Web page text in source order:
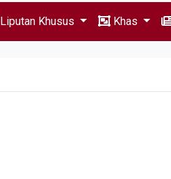
Liputan Khusus Khas